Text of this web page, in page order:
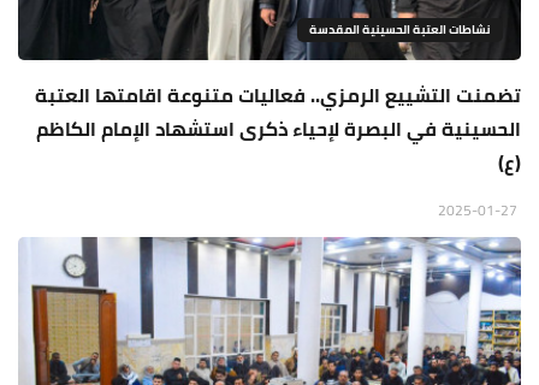
نشاطات العتبة الحسينية المقدسة
تضمنت التشييع الرمزي.. فعاليات متنوعة اقامتها العتبة
الحسينية في البصرة لإحياء ذكرى استشهاد الإمام الكاظم
(ع)